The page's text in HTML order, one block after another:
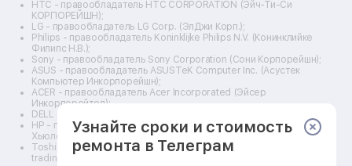
HTC - правообладатель HTC CORPORATION (Эйч-Ти-Си
КОРПОРЕЙШН);
LG - правообладатель LG Corp. (ЭлДжи Корп.);
Philips - правообладатель Koninklijke Philips N.V. (Конинклийке
Филипс Н.В.);
Sony - правообладатель Sony Corporation (Сони Корпорейшн);
ASUS - правообладатель ASUSTeK Computer Inc. (Асустек
Компьютер Инкорпорейшн);
ACER - правообладатель Acer Incorporated (Эйсер
Инкорпорейтед);
DELL - правообладатель Dell Inc.(Делл Инк.);
HP - правообладатель HP Hewlett-Packard Group LLC (ЭйчПи
Хьюлетт Паккард Груп ЛЛК);
Toshiba - правообладатель KABUSHIKI KAISHA TOSHIBA, also
trading as Toshiba Corporation (КАБУШИКИ КАЙША ТОШИБА
Узнайте сроки и стоимость
ремонта в Телеграм